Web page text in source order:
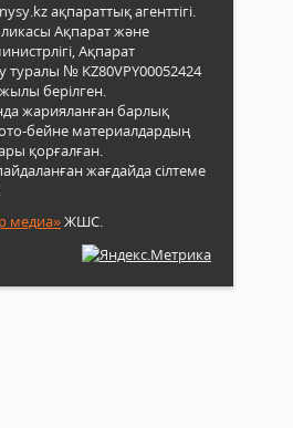
ақпараттық агенттігі.
Ақпарат және
Ақпарат
туралы № KZ80VPY00052424
жылы берілген.
жарияланған барлық
бейне материалдардың
қорғалған.
жағдайда сілтеме
медиа»ЖШС.